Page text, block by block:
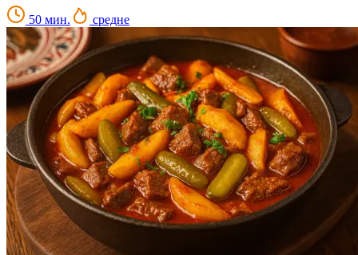
50 мин. средне